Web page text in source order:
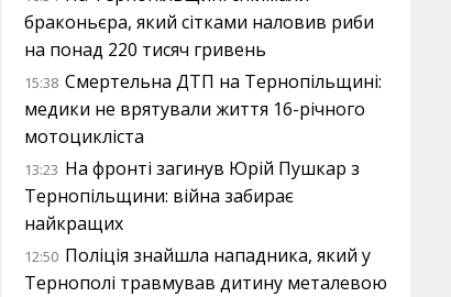
браконьєра, який сітками наловив риби
на понад 220 тисяч гривень
15:38 Смертельна ДТП на Тернопільщині:
медики не врятували життя 16-річного
мотоцикліста
13:23 На фронті загинув Юрій Пушкар з
Тернопільщини: війна забирає
найкращих
12:50 Поліція знайшла нападника, який у
Тернополі травмував дитину металевою